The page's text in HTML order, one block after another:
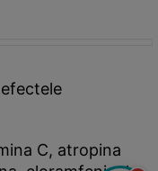
C, atropina